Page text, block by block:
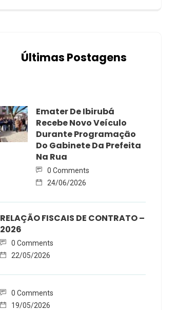
Últimas Postagens
Emater De Ibirubá
Recebe Novo Veículo
Durante Programação
Do Gabinete Da Prefeita
Na Rua
0 Comments
24/06/2026
RELAÇÃO FISCAIS DE CONTRATO –
2026
0 Comments
22/05/2026
0 Comments
19/05/2026